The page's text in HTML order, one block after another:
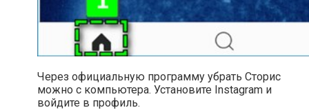
Через официальную программу убрать Сторис
можно с компьютера. Установите Instagram и
войдите в профиль.